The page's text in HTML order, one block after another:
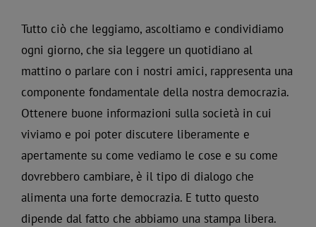
Tutto ciò che leggiamo, ascoltiamo e condividiamo
ogni giorno, che sia leggere un quotidiano al
mattino o parlare con i nostri amici, rappresenta una
componente fondamentale della nostra democrazia.
Ottenere buone informazioni sulla società in cui
viviamo e poi poter discutere liberamente e
apertamente su come vediamo le cose e su come
dovrebbero cambiare, è il tipo di dialogo che
alimenta una forte democrazia. E tutto questo
dipende dal fatto che abbiamo una stampa libera.